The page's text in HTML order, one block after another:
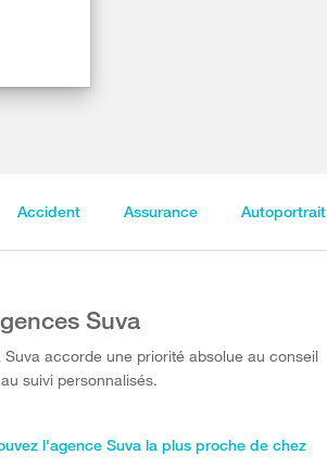
Accident Assurance Autoportrait
Suva
Suva accorde une priorité absolue au conseil
suivi personnalisés.
l'agence Suva la plus proche de chez